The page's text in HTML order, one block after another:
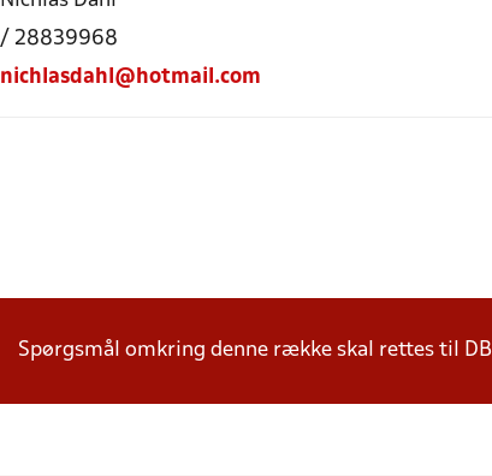
/ 28839968
nichlasdahl@hotmail.com
Spørgsmål omkring denne række skal rettes til